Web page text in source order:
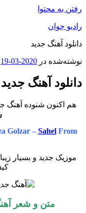
رفتن به محتوا
رادیو جوان
دانلود آهنگ جدید
نوشته‌شده در 2020-03-19
دانلود آهنگ
هم اکنون شنوده آهنگ
Golzar – SahelFrom
موزیک جدید و بسیار
متن و شعر